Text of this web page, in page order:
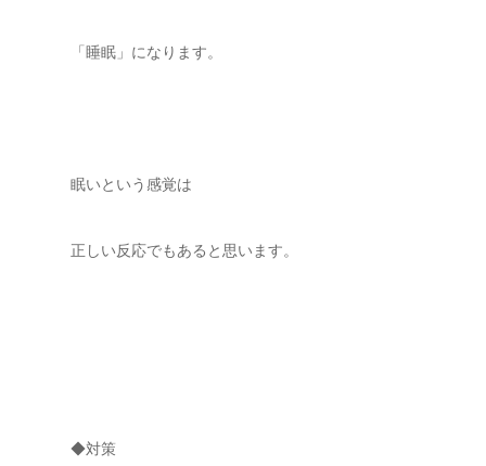
「睡眠」になります。
眠いという感覚は
正しい反応でもあると思います。
◆対策